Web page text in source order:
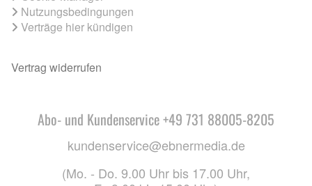
Nutzungsbedingungen
Verträge hier kündigen
Vertrag widerrufen
Abo- und Kundenservice +49 731 88005-8205
kundenservice@ebnermedia.de
(Mo. - Do. 9.00 Uhr bis 17.00 Uhr,